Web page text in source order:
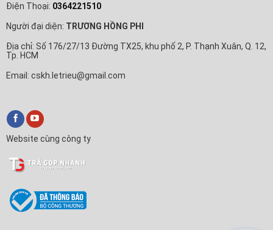
Điện Thoại: 0364221510
Người đại diện: TRƯƠNG HỒNG PHI
Địa chỉ: Số 176/27/13 Đường TX25, khu phố 2, P. Thạnh Xuân, Q. 12,
Tp. HCM
Email: cskh.letrieu@gmail.com
Website cùng công ty
Trả Góp Nhanh
Anh/chị cần tư vấn mua Tivi, Máy lạnh hay làm thủ tục trả
góp ạ?